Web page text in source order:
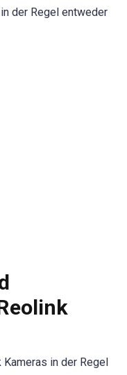
der Regel entweder
in der Regel